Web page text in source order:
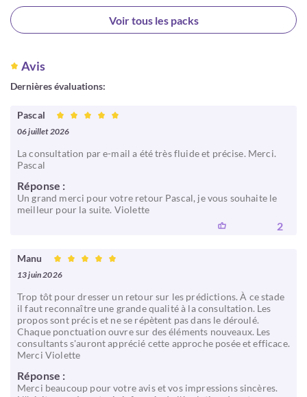
Choisir
Voir tous les packs
Avis
Dernières évaluations:
Pascal
06 juillet 2026
La consultation par e-mail a été très fluide et précise. Merci.
Pascal
Réponse :
Un grand merci pour votre retour Pascal, je vous souhaite le
meilleur pour la suite. Violette
2
Manu
13 juin 2026
Trop tôt pour dresser un retour sur les prédictions. À ce stade
il faut reconnaître une grande qualité à la consultation. Les
propos sont précis et ne se répètent pas dans le déroulé.
Chaque ponctuation ouvre sur des éléments nouveaux. Les
consultants s'auront apprécié cette approche posée et efficace.
Merci Violette
Réponse :
Merci beaucoup pour votre avis et vos impressions sincères.